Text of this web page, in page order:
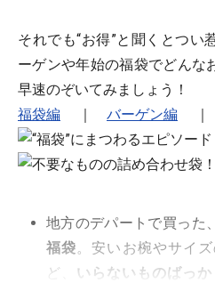
それでも“お得”と聞くとつ
ーゲンや年始の福袋でどんな
早速のぞいてみましょう！
福袋編 ｜ バーゲン編 ｜
地方のデパートで買った、
福袋。安いお椀やサイ
ど、
いらないものばっ